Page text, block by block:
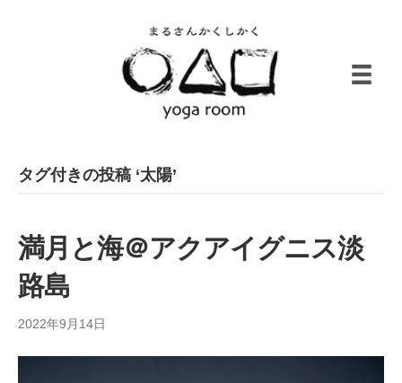
タグ付きの投稿 ‘太陽’
満月と海＠アクアイグニス淡
路島
2022年9月14日